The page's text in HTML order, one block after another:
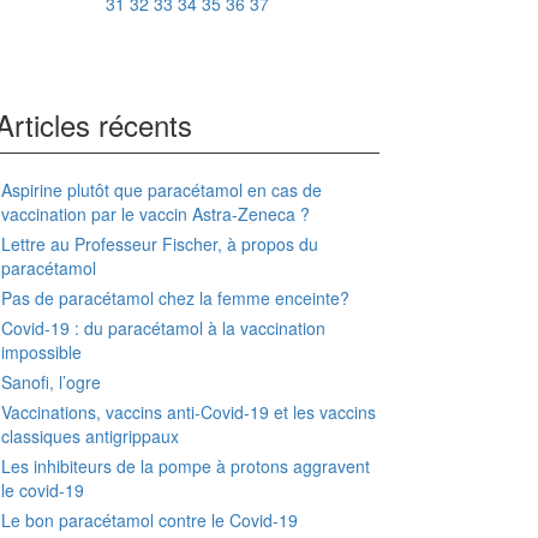
récents
Aspirine plutôt que paracétamol en cas de
vaccination par le vaccin Astra-Zeneca ?
Lettre au Professeur Fischer, à propos du
paracétamol
Pas de paracétamol chez la femme enceinte?
Covid-19 : du paracétamol à la vaccination
impossible
Sanofi, l’ogre
Vaccinations, vaccins anti-Covid-19 et les vaccins
classiques antigrippaux
Les inhibiteurs de la pompe à protons aggravent
le covid-19
Le bon paracétamol contre le Covid-19